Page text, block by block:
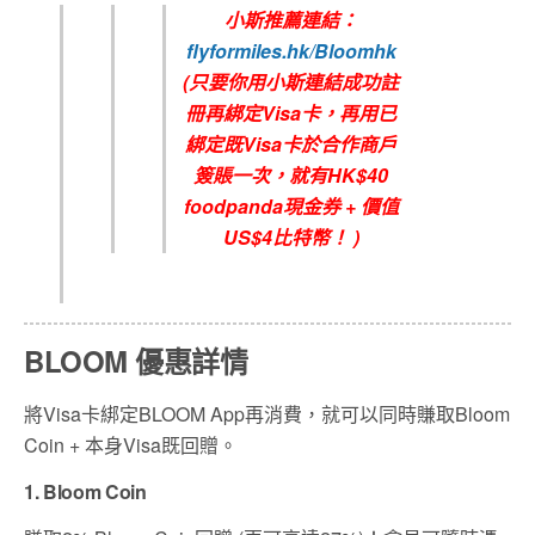
小斯推薦連結：
flyformiles.hk/Bloomhk
(只要你用小斯連結成功註
冊再綁定Visa卡，再用已
綁定既Visa卡於合作商戶
簽賬一次，就有HK$40
foodpanda現金券 + 價值
US$4比特幣！ )
BLOOM 優惠詳情
將Visa卡綁定BLOOM App再消費，就可以同時賺取Bloom
Coin + 本身Visa既回贈。
1. Bloom Coin